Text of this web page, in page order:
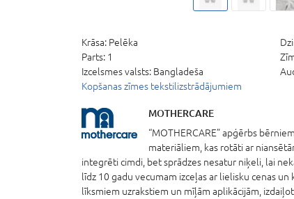
Krāsa: Pelēka
Parts: 1
Izcelsmes valsts: Bangladeša
Kopšanas zīmes tekstilizstrādājumiem
MOTHERCARE
“MOTHERCARE” apģērbs
materiāliem, kas rotāti ar
integrēti cimdi, bet sprādzes nesatur niķeli, lai
līdz 10 gadu vecumam izceļas ar lielisku cenas
līksmiem uzrakstiem un mīļām aplikācijām,